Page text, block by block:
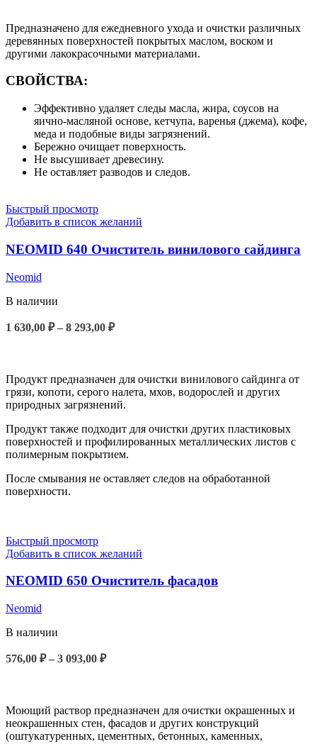
Предназначено для ежедневного ухода и очистки различных
деревянных поверхностей покрытых маслом, воском и
другими лакокрасочными материалами.
СВОЙСТВА:
Эффективно удаляет следы масла, жира, соусов на
яично-масляной основе, кетчупа, варенья (джема), кофе,
меда и подобные виды загрязнений.
Бережно очищает поверхность.
Не высушивает древесину.
Не оставляет разводов и следов.
Быстрый просмотр
Добавить в список желаний
NEOMID 640 Очиститель винилового сайдинга
Neomid
В наличии
1 630,00 ₽ – 8 293,00 ₽
Продукт предназначен для очистки винилового сайдинга от
грязи, копоти, серого налета, мхов, водорослей и других
природных загрязнений.
Продукт также подходит для очистки других пластиковых
поверхностей и профилированных металлических листов с
полимерным покрытием.
После смывания не оставляет следов на обработанной
поверхности.
Быстрый просмотр
Добавить в список желаний
NEOMID 650 Очиститель фасадов
Neomid
В наличии
576,00 ₽ – 3 093,00 ₽
Моющий раствор предназначен для очистки окрашенных и
неокрашенных стен, фасадов и других конструкций
(оштукатуренных, цементных, бетонных, каменных,